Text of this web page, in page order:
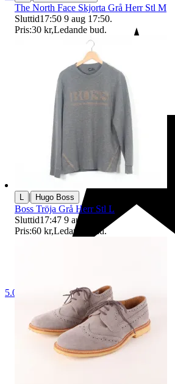
5.0
The North Face Skjorta Grå Herr Stl M
Sluttid17:50 9 aug 17:50.
Pris:30 kr,Ledande bud.
L | Hugo Boss
Boss Tröja Grå Herr Stl L
Sluttid17:47 9 aug 17:47
Pris:60 kr,Ledande bud.